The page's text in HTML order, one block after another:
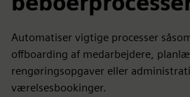
Automatiser vigtige processer
offboarding af medarbejdere,
rengøringsopgaver eller
værelsesbookinger.